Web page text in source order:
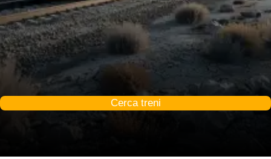
Cerca treni